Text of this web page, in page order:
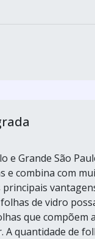
e Grande São
e combina com
de vidro
que compõem
A quantidade de